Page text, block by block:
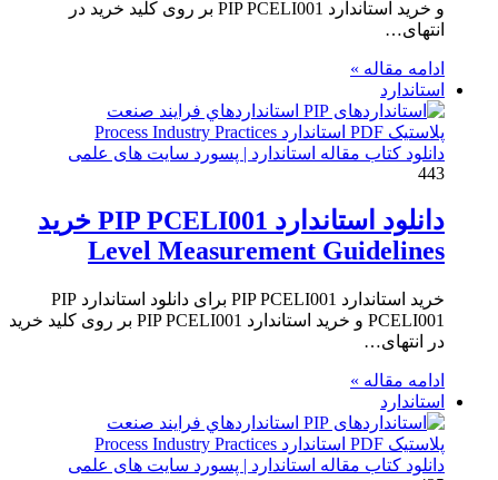
و خرید استاندارد PIP PCELI001 بر روی کلید خرید در
انتهای…
ادامه مقاله »
استاندارد
دانلود کتاب مقاله استاندارد | پسورد سایت های علمی
443
دانلود استاندارد PIP PCELI001 خرید
Level Measurement Guidelines
خرید استاندارد PIP PCELI001 برای دانلود استاندارد PIP
PCELI001 و خرید استاندارد PIP PCELI001 بر روی کلید خرید
در انتهای…
ادامه مقاله »
استاندارد
دانلود کتاب مقاله استاندارد | پسورد سایت های علمی